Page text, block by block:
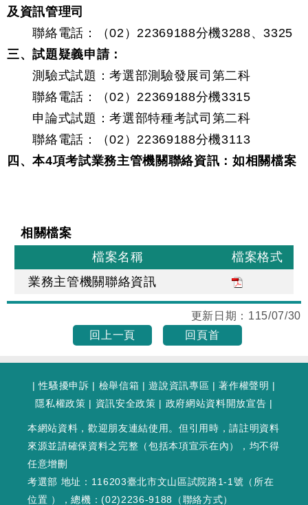
及資訊管理司
聯絡電話：（02）22369188分機3288、3325
三、試題疑義申請：
測驗式試題：考選部測驗發展司第二科
聯絡電話：（02）22369188分機3315
申論式試題：考選部特種考試司第二科
聯絡電話：（02）22369188分機3113
四、本4項考試業務主管機關聯絡資訊：如相關檔案
相關檔案
檔案名稱
檔案格式
業務主管機關聯絡資訊
更新日期： 115/07/30
回上一頁
回頁首
|性騷擾申訴 | 檢舉信箱 |遊說資訊專區 |著作權聲明 |
隱私權政策 | 資訊安全政策 | 政府網站資料開放宣告 |
本網站資料，歡迎朋友連結使用。但引用時，請註明資料
來源並請確保資料之完整（包括本項宣示在內），均不得
任意增刪
考選部 地址：116203臺北市文山區試院路1-1號（ 所在
位置 ），總機：(02)2236-9188（聯絡方式）